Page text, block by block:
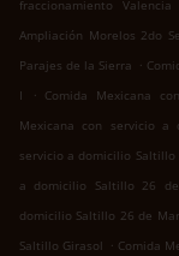
fraccionamiento Valencia
Ampliación Morelos 2do
Parajes de la Sierra .
I
. Comida Mexicana
Mexicana con servicio a
servicio a domicilio Saltillo
a domicilio Saltillo 26
domicilio Saltillo 26 de
Saltillo Girasol . Comida